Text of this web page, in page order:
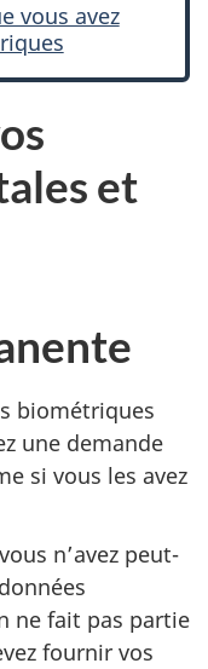
vous avez
et
biométriques
une demande
si vous les avez
n’avez peut-
ne fait pas partie
fournir vos